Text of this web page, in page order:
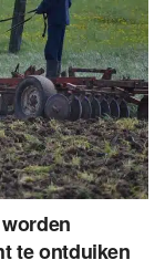
te ontduiken